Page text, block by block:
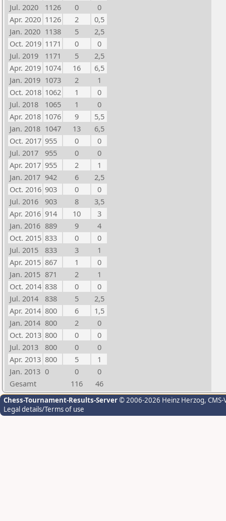
Jul. 2020
1126 0
0
Apr. 2020 1126 2
0,5
Jan. 2020 1138 5
2,5
Oct. 2019 1171 0
0
Jul. 2019
1171 5
2,5
Apr. 2019 1074 16
6,5
Jan. 2019 1073 2
1
Oct. 2018 1062 1
0
Jul. 2018
1065 1
0
Apr. 2018 1076 9
5,5
Jan. 2018 1047 13
6,5
Oct. 2017 955 0
0
Jul. 2017
955 0
0
Apr. 2017 955 2
1
Jan. 2017 942 6
2,5
Oct. 2016 903 0
0
Jul. 2016
903 8
3,5
Apr. 2016 914 10
3
Jan. 2016 889 9
4
Oct. 2015 833 0
0
Jul. 2015
833 3
1
Apr. 2015 867 1
0
Jan. 2015 871 2
1
Oct. 2014 838 0
0
Jul. 2014
838 5
2,5
Apr. 2014 800 6
1,5
Jan. 2014 800 2
0
Oct. 2013 800 0
0
Jul. 2013
800 0
0
Apr. 2013 800 5
1
Jan. 2013 0 0
0
Gesamt
116 46
Chess-Tournament-Results-Server© 2006-2026 Heinz Herzog,
Legal details/Terms of use